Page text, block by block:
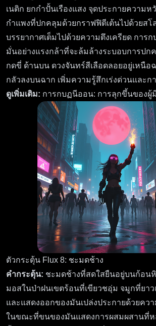
เนติก ยกกำปั้นเรืองแสง จุดประกายความห
กำแพงที่ปกคลุมด้วยกราฟฟิตีเต้นไปด้วยสโ
บรรยากาศเต็มไปด้วยความตึงเครียด การ
มั่นอย่างแรงกล้าที่จะล้มล้างระบอบการปก
กดขี่ ด้านบน ดวงจันทร์สีเลือดลอยอยู่เหนือ
กลัวลงบนฉาก เพิ่มความรู้สึกเร่งด่วนและก
ดูเพิ่มเติม: การกบฏนีออน: การลุกขึ้นของผู้
ตัวกระตุ้น Flux 8: ชะมดช้าง
คำกระตุ้น: ชะมดช้างที่สดใสยืนอยู่บนก้อน
มอสในป่าฝนเขตร้อนที่เขียวชอุ่ม จมูกที่ยา
และแสดงออกของมันเปล่งประกายด้วยคว
ในขณะที่ขนของมันแสดงการผสมผสานที่ห